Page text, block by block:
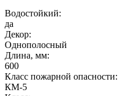
Водостойкий:
да
Декор:
Однополосный
Длина, мм:
600
Класс пожарной опасности:
КМ-5